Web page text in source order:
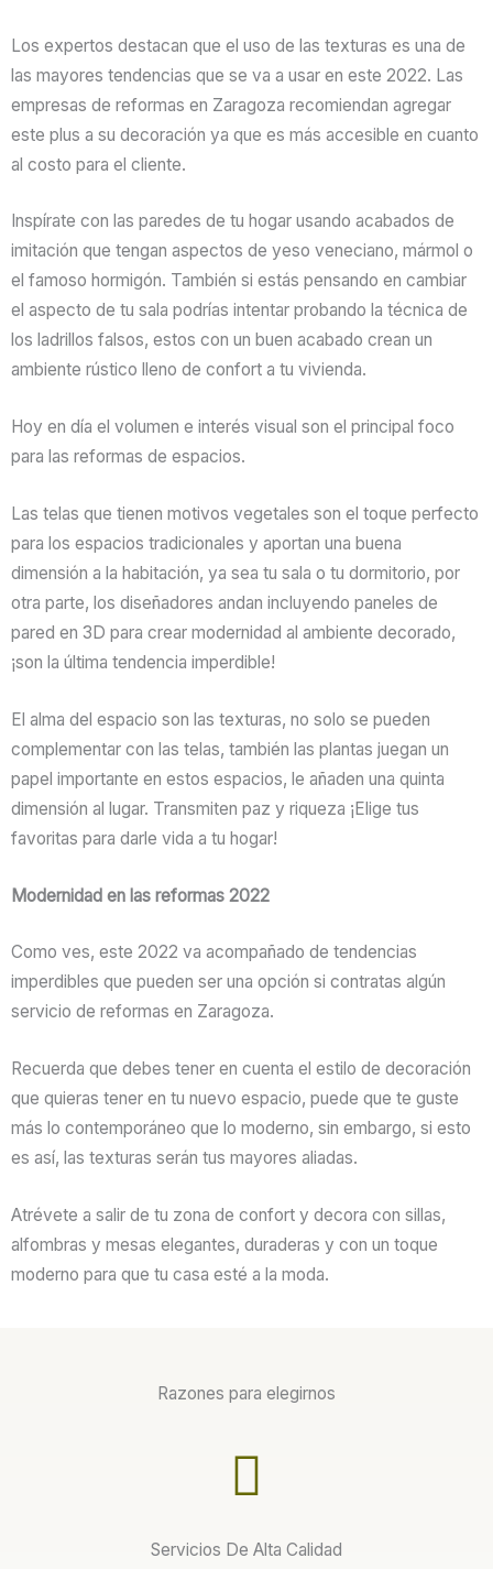
Los expertos destacan que el uso de las texturas es una de
las mayores tendencias que se va a usar en este 2022. Las
empresas de reformas en Zaragoza recomiendan agregar
este plus a su decoración ya que es más accesible en cuanto
al costo para el cliente.
Inspírate con las paredes de tu hogar usando acabados de
imitación que tengan aspectos de yeso veneciano, mármol o
el famoso hormigón. También si estás pensando en cambiar
el aspecto de tu sala podrías intentar probando la técnica de
los ladrillos falsos, estos con un buen acabado crean un
ambiente rústico lleno de confort a tu vivienda.
Hoy en día el volumen e interés visual son el principal foco
para las reformas de espacios.
Las telas que tienen motivos vegetales son el toque perfecto
para los espacios tradicionales y aportan una buena
dimensión a la habitación, ya sea tu sala o tu dormitorio, por
otra parte, los diseñadores andan incluyendo paneles de
pared en 3D para crear modernidad al ambiente decorado,
¡son la última tendencia imperdible!
El alma del espacio son las texturas, no solo se pueden
complementar con las telas, también las plantas juegan un
papel importante en estos espacios, le añaden una quinta
dimensión al lugar. Transmiten paz y riqueza ¡Elige tus
favoritas para darle vida a tu hogar!
Modernidad en las reformas 2022
Como ves, este 2022 va acompañado de tendencias
imperdibles que pueden ser una opción si contratas algún
servicio de reformas en Zaragoza.
Recuerda que debes tener en cuenta el estilo de decoración
que quieras tener en tu nuevo espacio, puede que te guste
más lo contemporáneo que lo moderno, sin embargo, si esto
es así, las texturas serán tus mayores aliadas.
Atrévete a salir de tu zona de confort y decora con sillas,
alfombras y mesas elegantes, duraderas y con un toque
moderno para que tu casa esté a la moda.
Razones para elegirnos
Servicios De Alta Calidad